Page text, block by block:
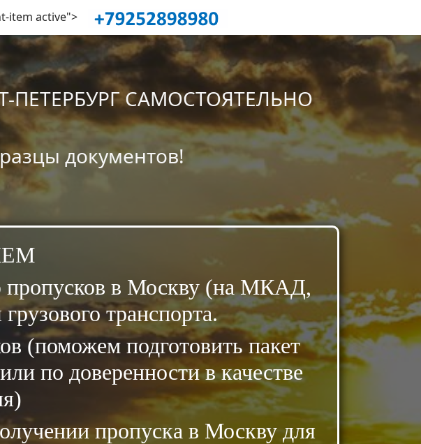
item active">
САМОСТОЯТЕЛЬНО
документов!
пропусков в Москву (на МКАД,
транспорта.
(поможем подготовить пакет
по доверенности в качестве
пропуска в Москву для